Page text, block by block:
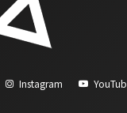
Instagram